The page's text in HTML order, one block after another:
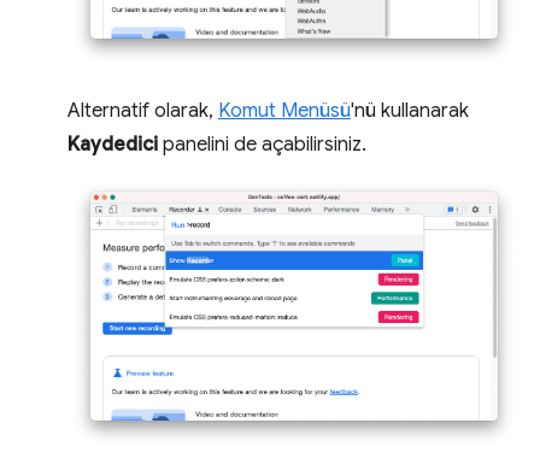
Alternatif olarak, Komut Menüsü'nü kullanarak
Kaydedici panelini de açabilirsiniz.